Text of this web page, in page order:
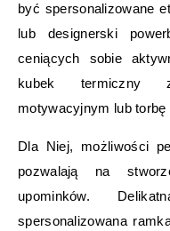
być spersonalizowane
lub designerski
ceniących sobie
kubek termiczny z
motywacyjnym lub
Dla Niej, możliwości
pozwalają na
upominków.
spersonalizowana